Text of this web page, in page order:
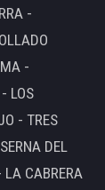
-
-
LOS
- TRES
DEL
CABRERA